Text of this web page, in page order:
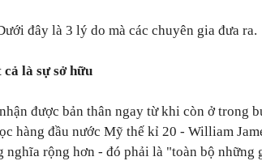
đây là 3 lý do mà các chuyên gia đưa ra.
là sự sở hữu
được bản thân ngay từ khi còn ở trong
hàng đầu nước Mỹ thế kỉ 20 - William
nghĩa rộng hơn - đó phải là "toàn bộ những